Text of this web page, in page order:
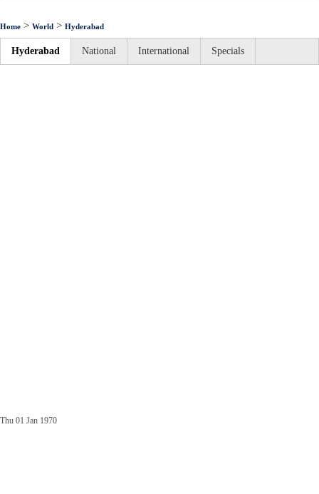
Home > World > Hyderabad
Hyderabad National International Specials
Thu 01 Jan 1970